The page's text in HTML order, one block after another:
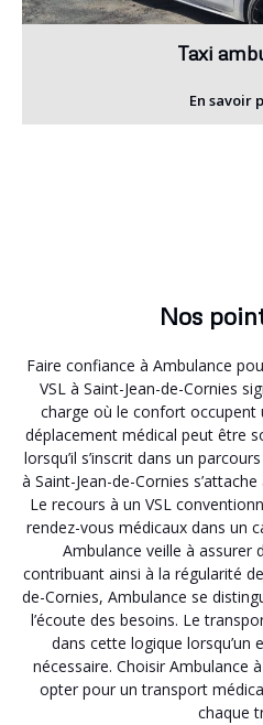
Taxi
En savoir
Nos
Faire confiance à Ambulance
VSL à Saint-Jean-de-Cornies
charge où le confort occupent
déplacement médical peut être
lorsqu’il s’inscrit dans un
à Saint-Jean-de-Cornies
Le recours à un VSL
rendez-vous médicaux dans un
Ambulance veille à assurer
contribuant ainsi à la régularité
de-Cornies, Ambulance se
l’écoute des besoins. Le
dans cette logique
nécessaire. Choisir Ambulance
opter pour un transport
chaque